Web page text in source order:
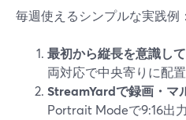
毎週使えるシンプルな実践例：
最初から縦長を意識して
両対応で中央寄りに配置
StreamYardで録画・マ
Portrait Modeで9:16出